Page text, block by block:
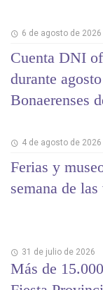
6 de agosto de 2026
Cuenta DNI
durante
Bonaerenses
4 de agosto de 2026
Ferias y
semana de
31 de julio de 2026
Más de